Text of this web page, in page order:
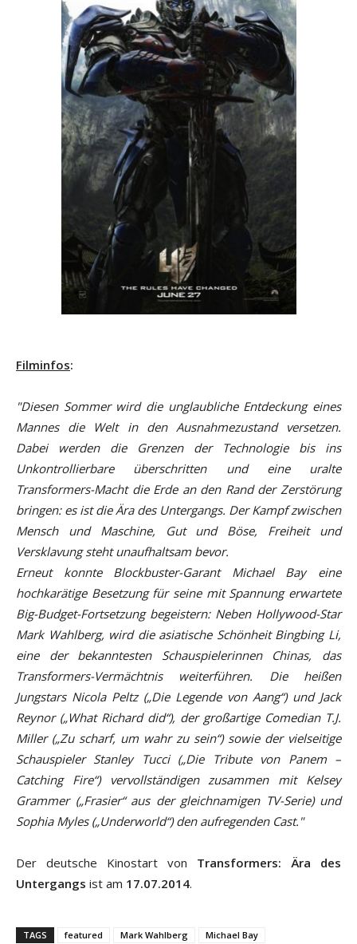
Filminfos:
"Diesen Sommer wird die unglaubliche Entdeckung eines
Mannes die Welt in den Ausnahmezustand versetzen.
Dabei werden die Grenzen der Technologie bis ins
Unkontrollierbare überschritten und eine uralte
Transformers-Macht die Erde an den Rand der Zerstörung
bringen: es ist die Ära des Untergangs. Der Kampf zwischen
Mensch und Maschine, Gut und Böse, Freiheit und
Versklavung steht unaufhaltsam bevor.
Erneut konnte Blockbuster-Garant Michael Bay eine
hochkarätige Besetzung für seine mit Spannung erwartete
Big-Budget-Fortsetzung begeistern: Neben Hollywood-Star
Mark Wahlberg, wird die asiatische Schönheit Bingbing Li,
eine der bekanntesten Schauspielerinnen Chinas, das
Transformers-Vermächtnis weiterführen. Die heißen
Jungstars Nicola Peltz („Die Legende von Aang“) und Jack
Reynor („What Richard did“), der großartige Comedian T.J.
Miller („Zu scharf, um wahr zu sein“) sowie der vielseitige
Schauspieler Stanley Tucci („Die Tribute von Panem –
Catching Fire“) vervollständigen zusammen mit Kelsey
Grammer („Frasier“ aus der gleichnamigen TV-Serie) und
Sophia Myles („Underworld“) den aufregenden Cast."
Der deutsche Kinostart von Transformers: Ära des
Untergangs ist am 17.07.2014.
TAGS featured Mark Wahlberg
Michael Bay